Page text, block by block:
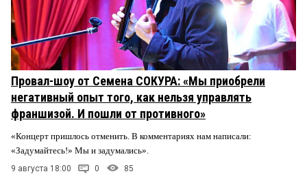
Провал-шоу от Семена СОКУРА: «Мы приобрели
негативный опыт того, как нельзя управлять
франшизой. И пошли от противного»
«Концерт пришлось отменить. В комментариях нам написали:
«Задумайтесь!» Мы и задумались».
9 августа 18:00 0 85